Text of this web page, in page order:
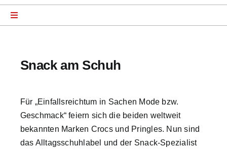
Toggle
Navigation
Product Specials
Company Profiles
Snack am Schuh
Für „Einfallsreichtum in Sachen Mode bzw.
Geschmack“ feiern sich die beiden weltweit
bekannten Marken Crocs und Pringles. Nun sind
das Alltagsschuhlabel und der Snack-Spezialist